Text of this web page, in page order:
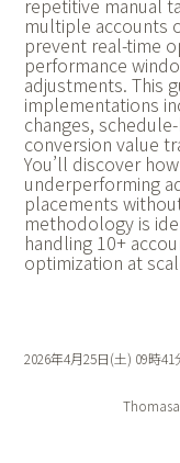
repetitive manual
multiple accounts
prevent real-time
performance
adjustments. This
implementations
changes,
conversion value
You’ll discover
underperforming
placements
methodology is
handling 10+
optimization at
2026年4月25日(土) 09時41